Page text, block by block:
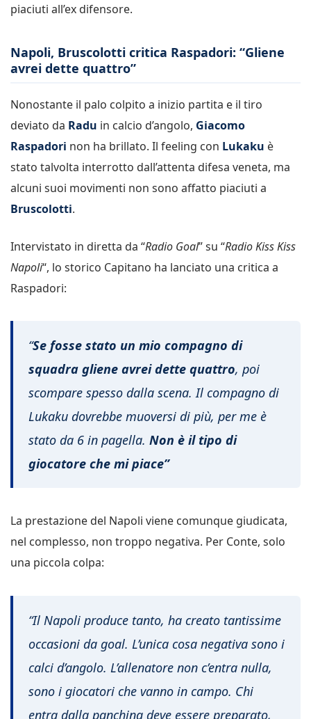
piaciuti all’ex difensore.
Napoli, Bruscolotti critica Raspadori: “Gliene
avrei dette quattro”
Nonostante il palo colpito a inizio partita e il tiro
deviato da Radu in calcio d’angolo, Giacomo
Raspadori non ha brillato. Il feeling con Lukaku è
stato talvolta interrotto dall’attenta difesa veneta, ma
alcuni suoi movimenti non sono affatto piaciuti a
Bruscolotti.
Intervistato in diretta da “Radio Goal” su “Radio Kiss Kiss
Napoli“, lo storico Capitano ha lanciato una critica a
Raspadori:
“Se fosse stato un mio compagno di
squadra gliene avrei dette quattro, poi
scompare spesso dalla scena. Il compagno di
Lukaku dovrebbe muoversi di più, per me è
stato da 6 in pagella. Non è il tipo di
giocatore che mi piace”
La prestazione del Napoli viene comunque giudicata,
nel complesso, non troppo negativa. Per Conte, solo
una piccola colpa:
“Il Napoli produce tanto, ha creato tantissime
occasioni da goal. L’unica cosa negativa sono i
calci d’angolo. L’allenatore non c’entra nulla,
sono i giocatori che vanno in campo. Chi
entra dalla panchina deve essere preparato,